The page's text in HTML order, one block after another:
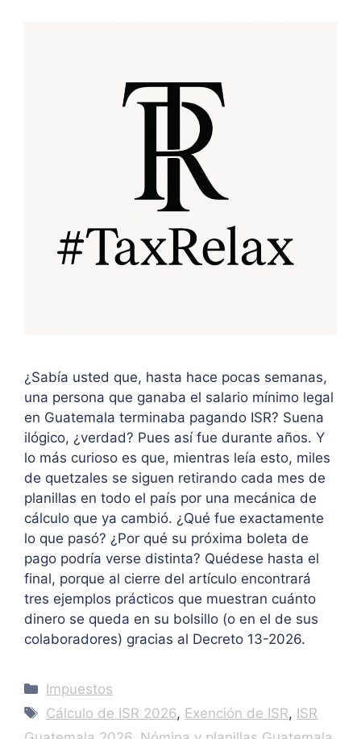
¿Sabía usted que, hasta hace pocas semanas,
una persona que ganaba el salario mínimo legal
en Guatemala terminaba pagando ISR? Suena
ilógico, ¿verdad? Pues así fue durante años. Y
lo más curioso es que, mientras leía esto, miles
de quetzales se siguen retirando cada mes de
planillas en todo el país por una mecánica de
cálculo que ya cambió. ¿Qué fue exactamente
lo que pasó? ¿Por qué su próxima boleta de
pago podría verse distinta? Quédese hasta el
final, porque al cierre del artículo encontrará
tres ejemplos prácticos que muestran cuánto
dinero se queda en su bolsillo (o en el de sus
colaboradores) gracias al Decreto 13-2026.
Categories
Impuestos
Tags
Cálculo de ISR 2026, Exención de ISR, ISR